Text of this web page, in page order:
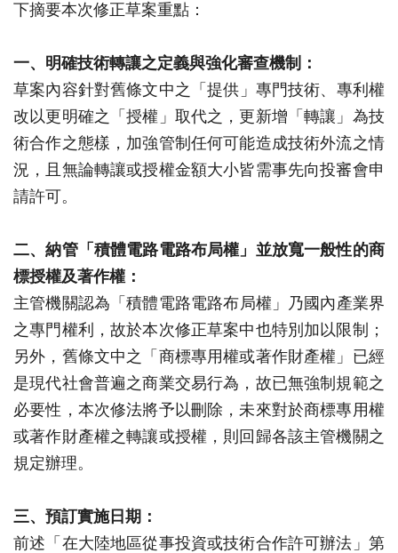
下摘要本次修正草案重點：
一、 明確技術轉讓之定義與強化審查機制：
草案內容針對舊條文中之「提供」專門技術、專利權
改以更明確之「授權」取代之，更新增「轉讓」為技
術合作之態樣， 加強管制任何可能造成技術外流之情
況， 且無論轉讓或授權金額大小皆需事先向投審會申
請許可。
二、納管「積體電路電路布局權」 並放寬一般性的商
標授權及著作權：
主管機關認為「積體電路電路布局權」乃國內產業界
之專門權利，故於本次修正草案中也特別加以限制；
另外，舊條文中之「 商標專用權或著作財產權」已經
是現代社會普遍之商業交易行為， 故已無強制規範之
必要性，本次修法將予以刪除，未來對於商標專用權
或著作財產權之轉讓或授權， 則回歸各該主管機關之
規定辦理。
三、 預訂實施日期：
前述「在大陸地區從事投資或技術合作許可辦法」 第